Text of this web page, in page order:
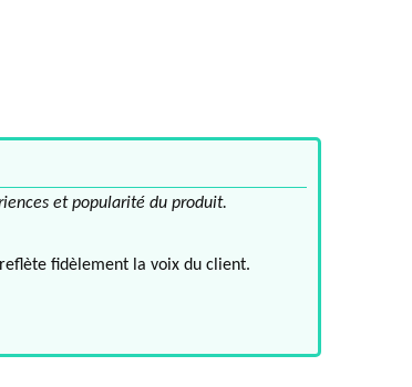
et popularité du produit.
fidèlement la voix du client.